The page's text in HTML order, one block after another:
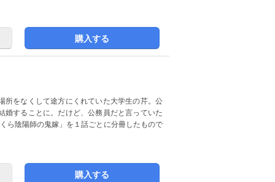
購入する
所をなくして途方にくれていた大学生の芹。公
婚することに。だけど、公務員だと言っていた
ら陰陽師の鬼嫁」を１話ごとに分冊したもので
購入する